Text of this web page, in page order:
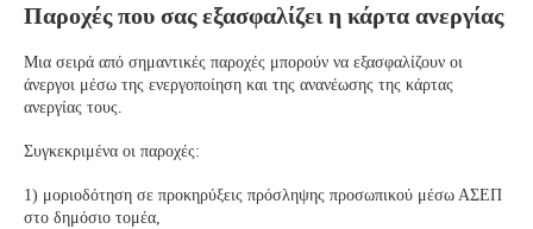
Παροχές που σας εξασφαλίζει η κάρτα ανεργίας
Μια σειρά από σημαντικές παροχές μπορούν να εξασφαλίζουν οι
άνεργοι μέσω της ενεργοποίηση και της ανανέωσης της κάρτας
ανεργίας τους.
Συγκεκριμένα οι παροχές:
1) μοριοδότηση σε προκηρύξεις πρόσληψης προσωπικού μέσω ΑΣΕΠ
στο δημόσιο τομέα,